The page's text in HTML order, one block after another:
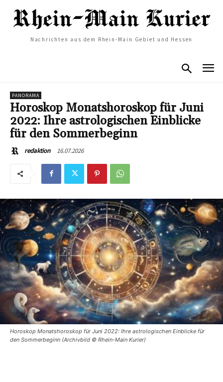
Nachrichten aus dem Rhein-Main Gebiet und Hessen
PANORAMA
Horoskop Monatshoroskop für Juni
2022: Ihre astrologischen Einblicke
für den Sommerbeginn
redaktion 16.07.2026
Horoskop Monatshoroskop für Juni 2022: Ihre astrologischen Einblicke für
den Sommerbeginn (Archivbild © Rhein-Main Kurier)